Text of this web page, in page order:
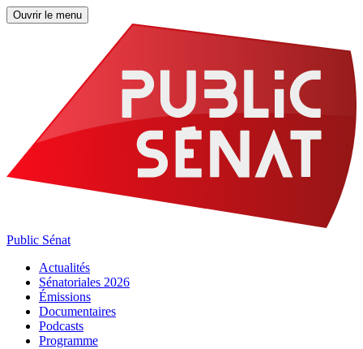
Ouvrir le menu
Public Sénat
Actualités
Sénatoriales 2026
Émissions
Documentaires
Podcasts
Programme